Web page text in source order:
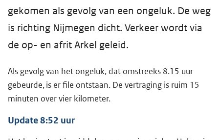
gekomen als gevolg van een ongeluk. De weg
is richting Nijmegen dicht. Verkeer wordt via
de op- en afrit Arkel geleid.
Als gevolg van het ongeluk, dat omstreeks 8.15 uur
gebeurde, is er file ontstaan. De vertraging is ruim 15
minuten over vier kilometer.
Update 8:52 uur